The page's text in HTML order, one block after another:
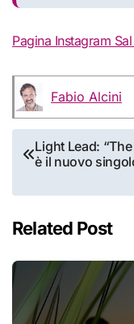
Pagina Instagram
Fabio Alcini
Navigazione
articoli
Light Lead:
è il nuovo
Related Post